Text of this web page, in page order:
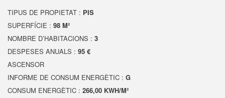
TIPUS DE PROPIETAT : PIS
SUPERFÍCIE : 98 M²
NOMBRE D’HABITACIONS : 3
DESPESES ANUALS : 95 €
ASCENSOR
INFORME DE CONSUM ENERGÈTIC : G
CONSUM ENERGÈTIC : 266,00 KWH/M²